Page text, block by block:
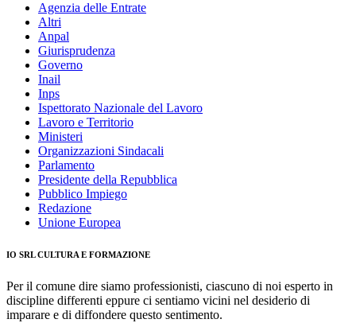
Agenzia delle Entrate
Altri
Anpal
Giurisprudenza
Governo
Inail
Inps
Ispettorato Nazionale del Lavoro
Lavoro e Territorio
Ministeri
Organizzazioni Sindacali
Parlamento
Presidente della Repubblica
Pubblico Impiego
Redazione
Unione Europea
IO SRL CULTURA E FORMAZIONE
Per il comune dire siamo professionisti, ciascuno di noi esperto in
discipline differenti eppure ci sentiamo vicini nel desiderio di
imparare e di diffondere questo sentimento.